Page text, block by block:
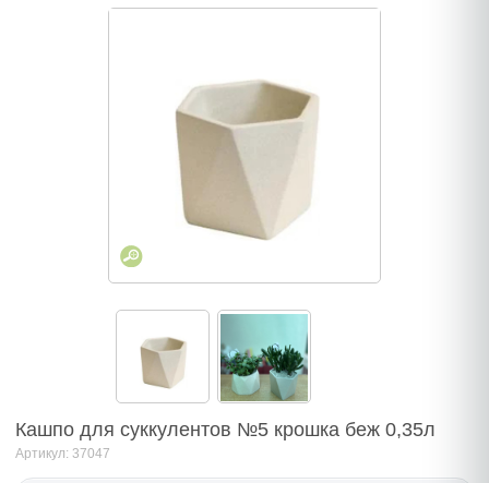
Кашпо для суккулентов №5 крошка беж 0,35л
Артикул: 37047